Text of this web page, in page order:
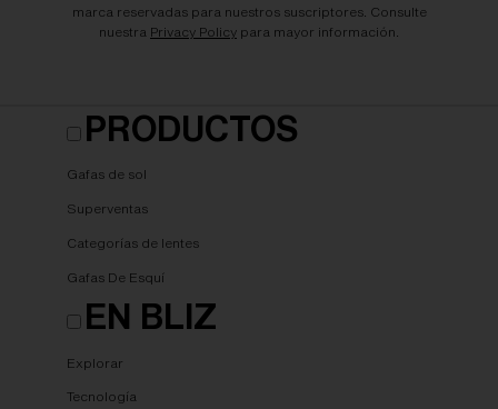
marca reservadas para nuestros suscriptores. Consulte
nuestra Privacy Policy para mayor información.
PRODUCTOS
Gafas de sol
Superventas
Categorías de lentes
Gafas De Esquí
EN BLIZ
Explorar
Tecnología